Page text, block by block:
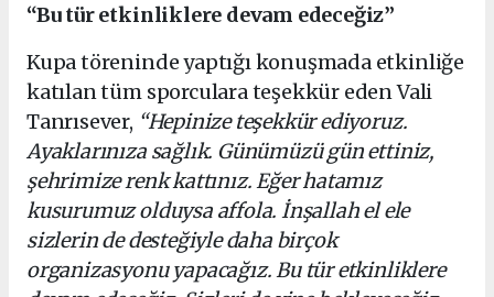
“Bu tür etkinliklere devam edeceğiz”
Kupa töreninde yaptığı konuşmada etkinliğe
katılan tüm sporculara teşekkür eden Vali
Tanrısever, “Hepinize teşekkür ediyoruz.
Ayaklarınıza sağlık. Günümüzü gün ettiniz,
şehrimize renk kattınız. Eğer hatamız
kusurumuz olduysa affola. İnşallah el ele
sizlerin de desteğiyle daha birçok
organizasyonu yapacağız. Bu tür etkinliklere